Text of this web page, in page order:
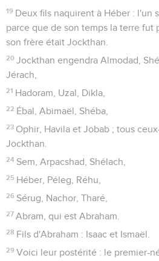
19 Deux fils naquirent à Héber : l'un
parce que de son temps la terre fut
son frère était Jockthan.
20 Jockthan engendra Almodad,
Jérach,
21 Hadoram, Uzal, Dikla,
22 Ébal, Abimaël, Shéba,
23 Ophir, Havila et Jobab ; tous
Jockthan.
24 Sem, Arpacshad, Shélach,
25 Héber, Péleg, Réhu,
26 Sérug, Nachor, Tharé,
27 Abram, qui est Abraham.
28 Fils d'Abraham : Isaac et Ismaël.
29 Voici leur postérité : le premier-